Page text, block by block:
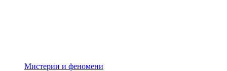
Мистерии и феномени